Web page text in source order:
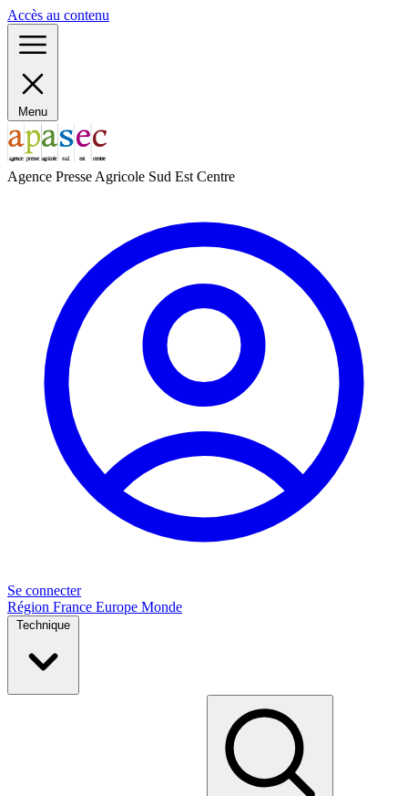
Accès au contenu
Menu
Agence Presse Agricole Sud Est Centre
Se connecter
Région France Europe Monde
Technique
Panneau de gestion des cookies